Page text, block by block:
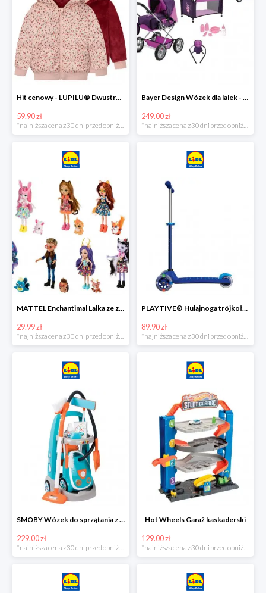
Hit cenowy - LUPILU® Dwustronna kurtka pikowana dziewczęca
59.90 zł
*najniższa cena z 30 dni przed obniżką
Bayer Design Wózek dla lalek - megazestaw
249.00 zł
*najniższa cena z 30 dni przed obniżką
MATTEL Enchantimal Lalka ze zwierzątkiem
29.99 zł
*najniższa cena z 30 dni przed obniżką
PLAYTIVE® Hulajnoga trójkołowa Tri Scooter z diodami LED
89.90 zł
*najniższa cena z 30 dni przed obniżką
SMOBY Wózek do sprzątania z odkurzaczem
229.00 zł
Hot Wheels Garaż kaskaderski
129.00 zł